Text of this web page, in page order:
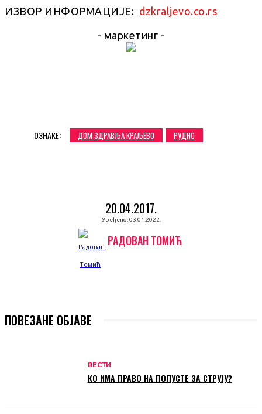
ИЗВОР ИНФОРМАЦИЈЕ: dzkraljevo.co.rs
- маркетинг -
ОЗНАКЕ: ДОМ ЗДРАВЉА КРАЉЕВО РУДНО
20.04.2017.
Уређено: 03.01.2022.
РАДОВАН ТОМИЋ
ПОВЕЗАНЕ ОБЈАВЕ
ВЕСТИ
КО ИМА ПРАВО НА ПОПУСТЕ ЗА СТРУЈУ?